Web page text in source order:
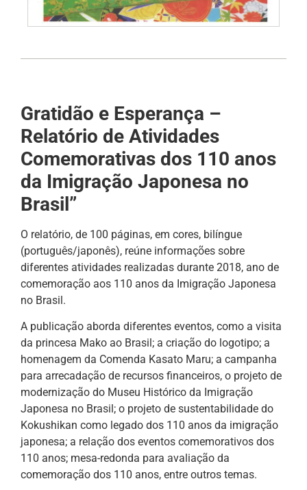
Gratidão e Esperança –
Relatório de Atividades
Comemorativas dos 110 anos
da Imigração Japonesa no
Brasil”
O relatório, de 100 páginas, em cores, bilíngue
(português/japonês), reúne informações sobre
diferentes atividades realizadas durante 2018, ano de
comemoração aos 110 anos da Imigração Japonesa
no Brasil.
A publicação aborda diferentes eventos, como a visita
da princesa Mako ao Brasil; a criação do logotipo; a
homenagem da Comenda Kasato Maru; a campanha
para arrecadação de recursos financeiros, o projeto de
modernização do Museu Histórico da Imigração
Japonesa no Brasil; o projeto de sustentabilidade do
Kokushikan como legado dos 110 anos da imigração
japonesa; a relação dos eventos comemorativos dos
110 anos; mesa-redonda para avaliação da
comemoração dos 110 anos, entre outros temas.